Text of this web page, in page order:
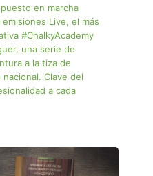
en marcha
Live, el más
#ChalkyAcademy
una serie de
a la tiza de
Clave del
a cada